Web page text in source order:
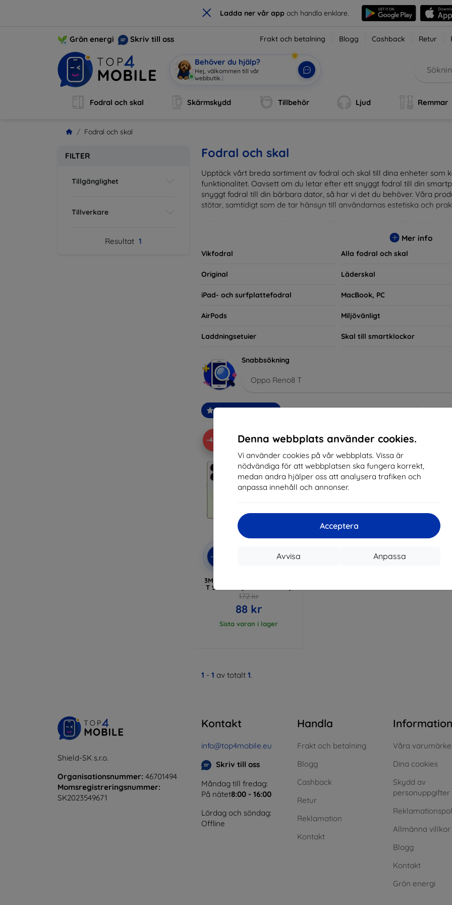
× Ladda ner vår app och handla enklare.
Denna webbplats använder cookies.
Vi använder cookies på vår webbplats. Vissa är
nödvändiga för att webbplatsen ska fungera korrekt,
medan andra hjälper oss att analysera trafiken och
anpassa innehåll och annonser.
Acceptera
Anpassa
Avvisa
Grön energi Skriv till oss Frakt och betalning Blogg Cashback Retur
Behöver du hjälp?
Hej, välkommen till vår
webbutik. |
Fodral och skal Skärmskydd Tillbehör Ljud Remmar
Fodral och skal
FILTER
Tillgänglighet
Tillverkare
Resultat 1
Fodral och skal
Upptäck vårt breda sortiment av fodral och skal till dina enheter som
funktionalitet. Oavsett om du letar efter ett snyggt fodral till din
snyggt fodral till din bärbara dator, så har vi det du behöver. Våra
stötar, samtidigt som de tar hänsyn till användarnas estetiska och
inte bara praktiska utan också moderiktiga, vilket gör dem till en
eller de som bara vill skydda sin investering, vi finns här för dig.
Mer info
Vikfodral Alla fodral och skal
Original Läderskal
iPad- och surfplattefodral MacBook, PC
AirPods Miljövänligt
Laddningsetuier Skal till smartklockor
Snabbsökning
Oppo Reno8 T
Rekommenderade Bästsäljare Billig Dyrt Nedsatt
-49%
-10% EXTRA10
3MK Matt Case Oppo Reno8
T 5G black (5903108519427)
172 kr
88 kr
Sista varan i lager
1 - 1 av totalt 1.
Shield-SK s.r.o.
Organisationsnummer: 46701494
Momsregistreringsnummer:
SK2023549671
Kontakt
info@top4mobile.eu
Skriv till oss
Måndag till fredag:
På nätet8:00 - 16:00
Lördag och söndag:
Offline
Handla
Frakt och betalning
Blogg
Cashback
Retur
Reklamation
Kontakt
Information
Våra
Dina cookies
Skydd av
personuppgifter
Allmänna villkor
Blogg
Kontakt
Grön energi